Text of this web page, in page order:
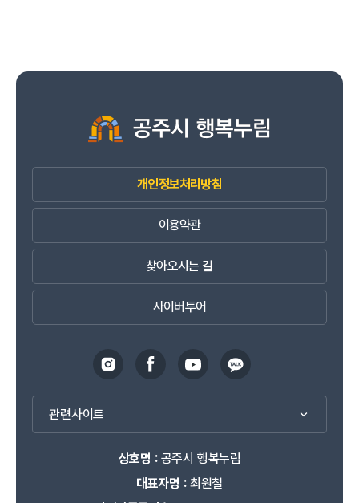
개인정보처리방침
이용약관
찾아오시는 길
사이버투어
관련사이트
상호명 :공주시 행복누림
대표자명 :최원철